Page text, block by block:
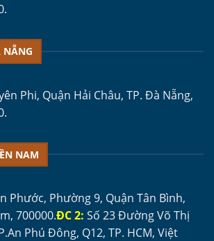
NẴNG
Phi, Quận Hải Châu, TP. Đà Nẵng,
NAM
Phước, Phường 9, Quận Tân Bình,
700000.ĐC 2: Số 23 Đường Võ Thị
Phú Đông, Q12, TP. HCM, Việt